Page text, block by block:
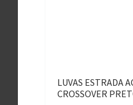
LUVAS ESTRADA
CROSSOVER